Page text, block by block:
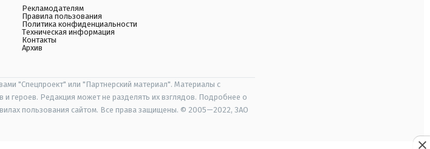
Рекламодателям
Правила пользования
Политика конфиденциальности
Техническая информация
Контакты
Архив
"Спецпроект" или "Партнерский материал". Материалы с
героев. Редакция может не разделять их взглядов. Подробнее о
пользования сайтом. Все права защищены. © 2005—2022, ЗАО